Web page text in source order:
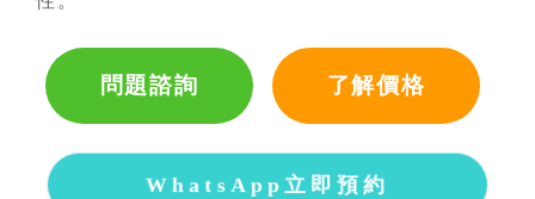
問題諮詢 了解價格
WhatsApp立即預約